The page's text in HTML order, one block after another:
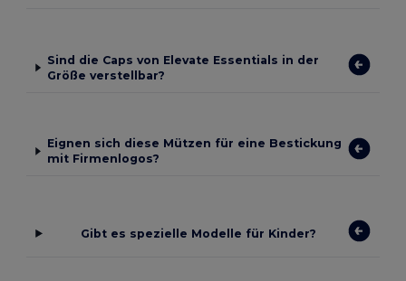
Sind die Caps von Elevate Essentials in der
Größe verstellbar?
Eignen sich diese Mützen für eine Bestickung
mit Firmenlogos?
Gibt es spezielle Modelle für Kinder?